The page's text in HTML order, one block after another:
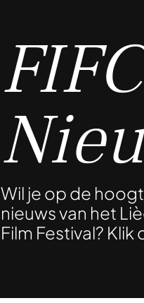
Wil je op de
nieuws van het
Film Festival? Klik